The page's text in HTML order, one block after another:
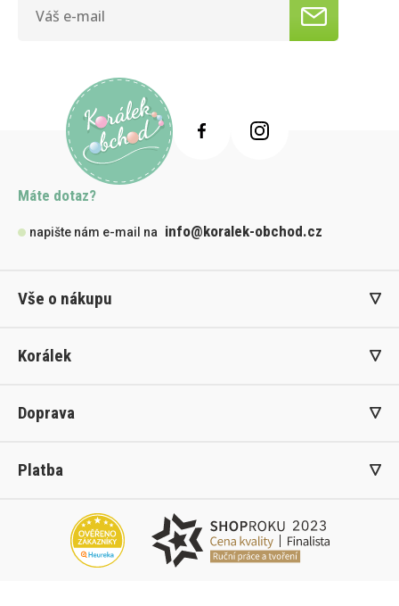
Máte dotaz?
napište nám e-mail na info@koralek-obchod.cz
Vše o nákupu
Korálek
Doprava
Platba